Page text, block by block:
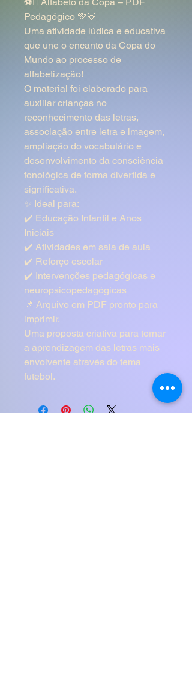
Pedagógico 💚💛
Uma atividade lúdica e educativa
que une o encanto da Copa do
Mundo ao processo de
alfabetização!
O material foi elaborado para
auxiliar crianças no
reconhecimento das letras,
associação entre letra e imagem,
ampliação do vocabulário e
desenvolvimento da consciência
fonológica de forma divertida e
significativa.
✨ Ideal para:
✔️ Educação Infantil e Anos
Iniciais
✔️ Atividades em sala de aula
✔️ Reforço escolar
✔️ Intervenções pedagógicas e
neuropsicopedagógicas
📌 Arquivo em PDF pronto para
imprimir.
Uma proposta criativa para tornar
a aprendizagem das letras mais
envolvente através do tema
futebol.